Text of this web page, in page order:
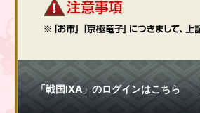
「戦国IXA」のログインはこちら